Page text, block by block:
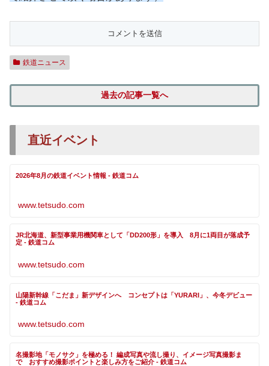
鉄道ニュース
過去の記事一覧へ
直近イベント
2026年8月の鉄道イベント情報 - 鉄道コム
www.tetsudo.com
JR北海道、新型事業用機関車として「DD200形」を導入 8月に1両目が落成予
定 - 鉄道コム
www.tetsudo.com
山陽新幹線「こだま」新デザインへ コンセプトは「YURARI」、今冬デビュー
- 鉄道コム
www.tetsudo.com
名撮影地「モノサク」を極める！ 編成写真や流し撮り、イメージ写真撮影ま
で おすすめ撮影ポイントと楽しみ方をご紹介 - 鉄道コム